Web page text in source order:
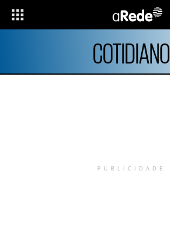
COTIDIANO
PUBLICIDADE